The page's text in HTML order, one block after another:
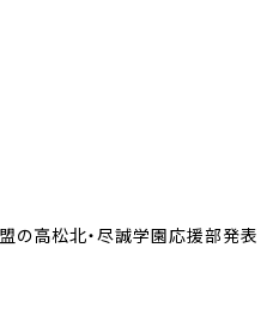
高松北・尽誠学園応援部発表